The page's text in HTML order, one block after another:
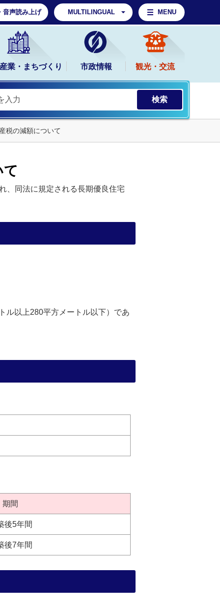
音声読み上げ MULTILINGUAL MENU
業・まちづくり 市政情報 観光・交流
税の減額について
、同法に規定される長期優良住宅
ル以上280平方メートル以下）であ
期間
後5年間
後7年間